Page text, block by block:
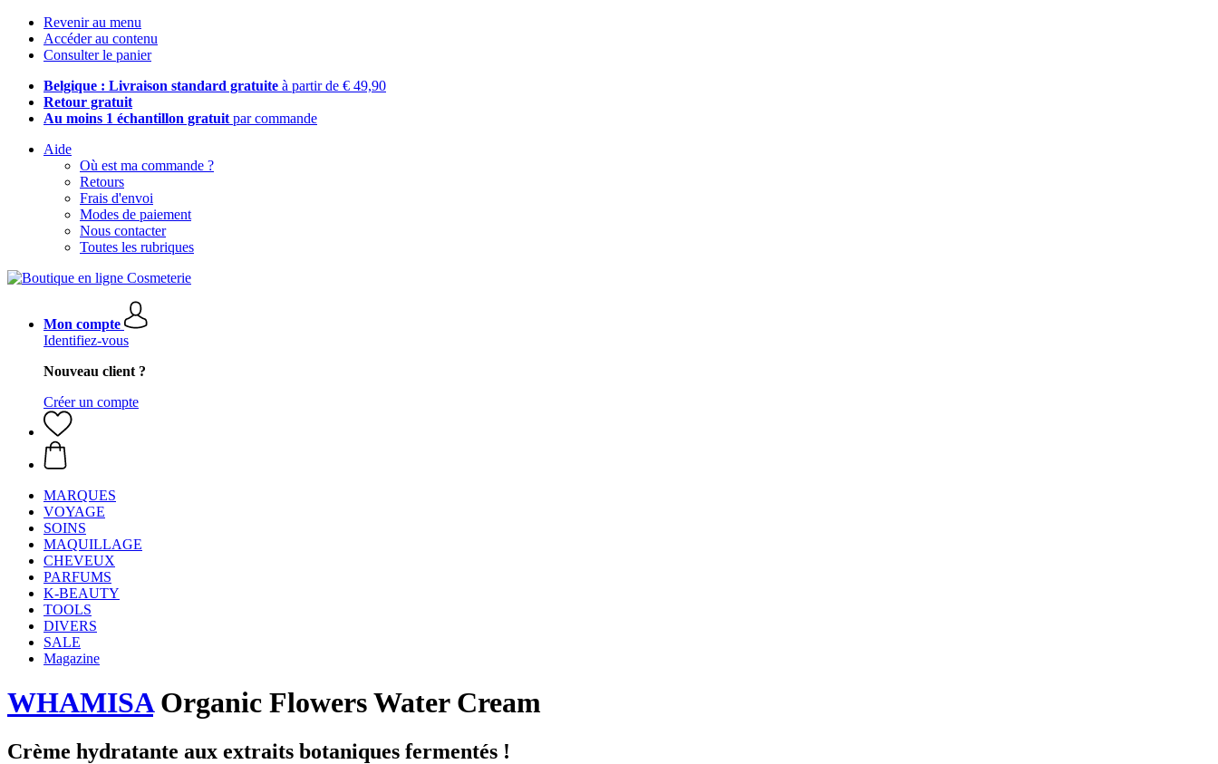
Revenir au menu
Accéder au contenu
Consulter le panier
Belgique : Livraison standard gratuite à partir de € 49,90
Retour gratuit
Au moins 1 échantillon gratuit par commande
Aide
Où est ma commande ?
Retours
Frais d'envoi
Modes de paiement
Nous contacter
Toutes les rubriques
Mon compte
Identifiez-vous
Nouveau client ?
Créer un compte
MARQUES
VOYAGE
SOINS
MAQUILLAGE
CHEVEUX
PARFUMS
K-BEAUTY
TOOLS
DIVERS
SALE
Magazine
WHAMISAOrganic Flowers Water Cream
Crème hydratante aux extraits botaniques fermentés !